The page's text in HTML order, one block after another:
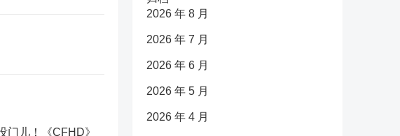
2026 年 8 月
2026 年 7 月
2026 年 6 月
2026 年 5 月
2026 年 4 月